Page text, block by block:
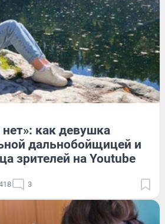
как девушка
дальнобойщицей и
зрителей на Youtube
3